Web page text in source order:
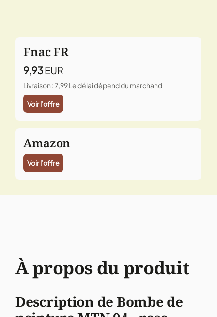
Fnac FR
9,93EUR
Livraison : 7,99Le délai dépend du marchand
Voir l'offre
Amazon
Voir l'offre
À propos du produit
Description de Bombe de